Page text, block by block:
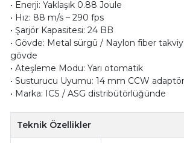
• Enerji: Yaklaşık 0.88 Joule
• Hız: 88 m/s – 290 fps
• Şarjör Kapasitesi: 24 BB
• Gövde: Metal sürgü / Naylon fiber
gövde
• Ateşleme Modu: Yarı otomatik
• Susturucu Uyumu: 14 mm CCW
• Marka: ICS / ASG distribütörlüğünde
Teknik Özellikler